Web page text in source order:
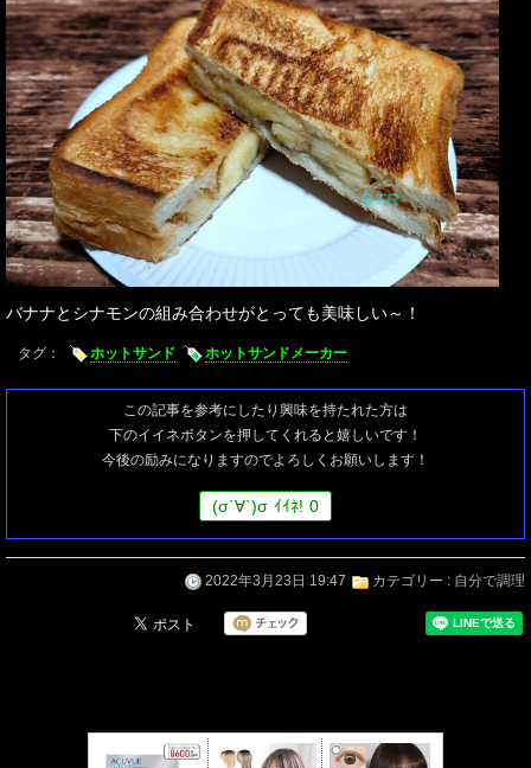
バナナとシナモンの組み合わせがとっても美味しい～！
タグ： ホットサンド ホットサンドメーカー
この記事を参考にしたり興味を持たれた方は
下のイイネボタンを押してくれると嬉しいです！
今後の励みになりますのでよろしくお願いします！
(σ´∀`)σ ｲｲﾈ! 0
2022年3月23日 19:47 カテゴリー : 自分で調理